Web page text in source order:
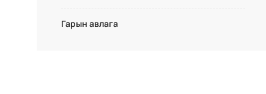
Гарын авлага